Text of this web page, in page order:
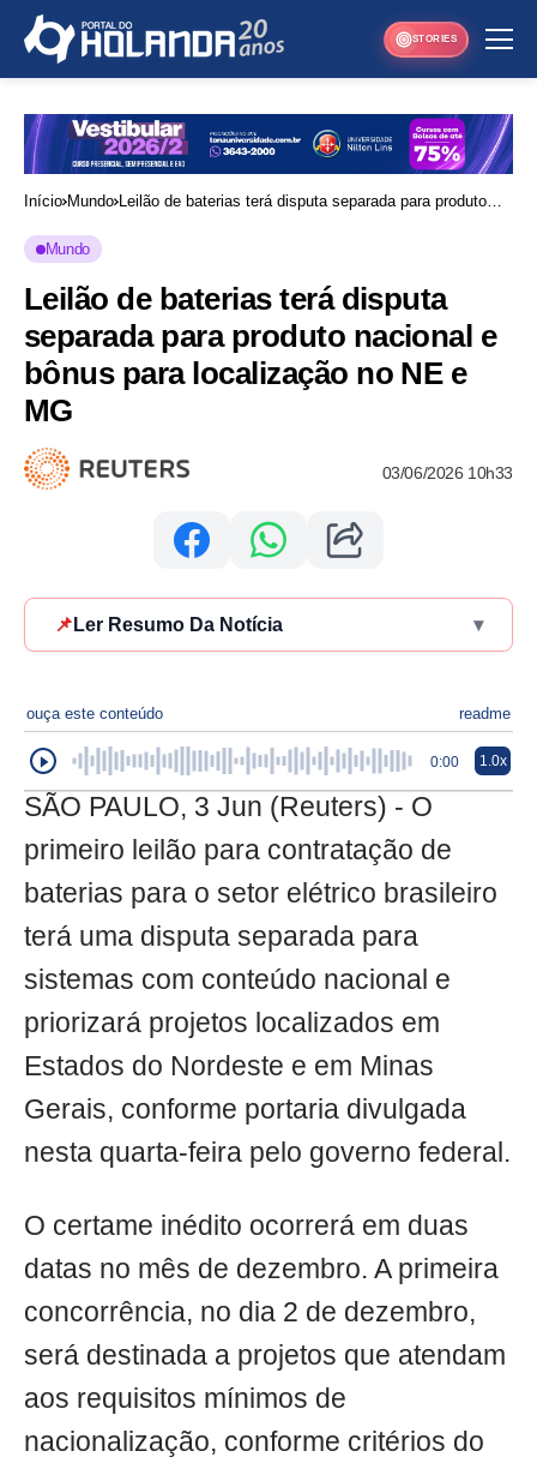
STORIES
Início Mundo Leilão de baterias terá disputa separada para produto
Mundo
Leilão de baterias terá disputa
separada para produto nacional e
bônus para localização no NE e
MG
03/06/2026 10h33
📌 Ler Resumo Da Notícia ▾
ouça este conteúdo readme
0:00 1.0x
SÃO PAULO, 3 Jun (Reuters) - O
primeiro leilão para contratação de
baterias para o setor elétrico brasileiro
terá uma disputa separada para
sistemas com conteúdo nacional e
priorizará projetos localizados em
Estados do Nordeste e em Minas
Gerais, conforme portaria divulgada
nesta quarta-feira pelo governo federal.
O certame inédito ocorrerá em duas
datas no mês de dezembro. A primeira
concorrência, no dia 2 de dezembro,
será destinada a projetos que atendam
aos requisitos mínimos de
nacionalização, conforme critérios do